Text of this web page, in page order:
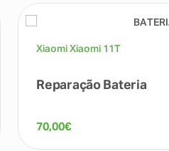
Xiaomi Xiaomi 11T
Reparação Bateria
70,00€